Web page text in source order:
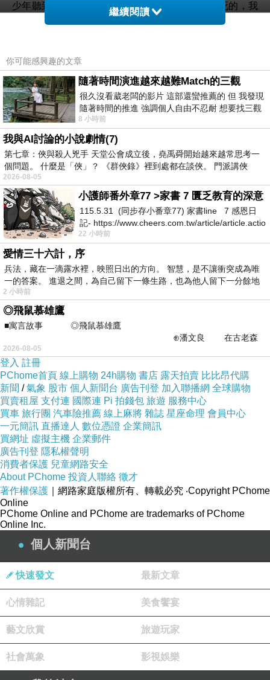
少年聽到上帝這麼嘲笑他，氣得顫抖地說；我不死的，我
經歷了這麼多不幸的事，已經沒有什麼能讓我感到害怕，
時轉身朝向別一個方向，並溫和地說；你看，接著他對少
年說；這個人生前比你幸運得多，他可以說是一路順風地
走到生命的終點，不過，他最後一次的遭遇卻和你一樣，
在那場洪水裏，他失去了所有的財富，不同的是，他之後
便絕望地選項擇了自殺，而你卻堅強地活了下來
或許，從我們出生，哭出了生命中的第一聲時，我們
就開始感受到，人生必定充滿了淚水與艱辛，但是，也唯
有這些艱難，才能突顯出生命的可貴與不凡，讓我們在撒
手人寰的時候笑著離開。其實，許多人的命運都向這個少
年一般，經歷了種種痛苦與磨難，最後的結果會有所不
同，因為每個人的承擔磨難的心境不同，唯有經過磨煉的
生命，才能累程出堅強的生命力，也唯有歷經風風雨雨的
人，才知道生命的難得與珍貴
繼續閱讀
你可能感興趣的文章
隨著時間演進越來越難Match的三觀
很久沒看葳老闆的影片 這部還蠻推薦的 但 我發現
隨著時間的推進 強調個人自由不忍耐 想要找三觀
接近的不要說對象 連朋友都超
8 小時前
我與AI討論的小說劇情(7)
第七章：俠與殺人兇手 天堂公會成立後，堯禹舜開始越來越常思考一
個問題。 什麼是「俠」？ 《群俠錄》裡到處都在談俠。 門派講俠
2026-08-05
小護師番外章77 >家書 7 匱乏教育的深意
115.5.31 (同步存小番章77) 家書line 7 感恩日
記- https://www.cheers.com.tw/article/article.actio
22 小時前
愛情三十六計，序
兵法，藏在一滴露水裡，映照日出的方向。 智慧，是不讓衝突成為唯
一的答案。 進退之間，為自己留下一條生路，也為他人留下一分餘地
2 小時前
◎飛鼠慕雄鷹
■寓言故事 ◎飛鼠慕雄鷹
⊕潘文良 在古老森
林的底層，住著一隻小飛鼠
2026-08-05
登入 註冊
PChome首頁 線上購物 24h購物 書店 露天拍賣 比比昂代購
新聞 /氣象 股市 個人新聞台 廣告刊登 加入聯播網 全球購物
買賣租屋 支付連 國際連 Pi 拍錢包 旅遊 服務中心
買車 旅行團 汽車險推薦 線上麻將 雜誌 星座命理 會員中心
一元簡訊 直播達人 數位憑證 企業簡訊
買網址 虛擬主機 企業郵件
廣告刊登 隱私權聲明
消費者保護 兒童網路安全
About PChome 投資人聯絡 徵才
著作權保護 ｜網路家庭版權所有、轉載必究 ‧Copyright PChome
Online
PChome Online and PChome are trademarks of PChome
Online Inc.
個人新聞台
快速發文 最新文章
心情雜記 美食饗宴
藝文欣賞 旅遊玩家
社會萬象 影視娛樂